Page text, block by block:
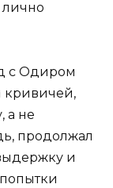
лично
с Одиром
кривичей,
а не
продолжал
и